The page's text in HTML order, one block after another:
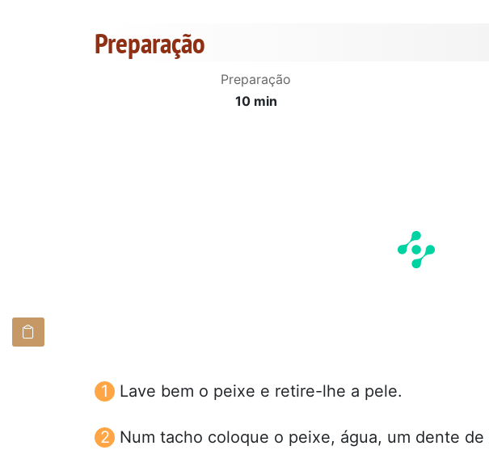
Preparação
Preparação
10 min
Lave bem o peixe e retire-lhe a pele.
Num tacho coloque o peixe, água, um dente